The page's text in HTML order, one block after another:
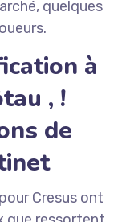
quelques
à
, !
de
Cresus ont